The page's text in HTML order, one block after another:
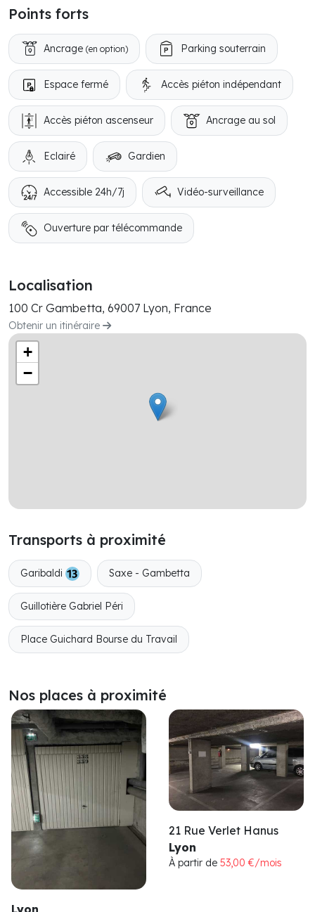
Points forts
Ancrage (en option) Parking souterrain
Espace fermé Accès piéton indépendant
Accès piéton ascenseur Ancrage au sol
Eclairé Gardien
Accessible 24h/7j Vidéo-surveillance
Ouverture par télécommande
Localisation
100 Cr Gambetta, 69007 Lyon, France
Obtenir un itinéraire
+
−
Transports à proximité
Garibaldi Saxe - Gambetta
Guillotière Gabriel Péri
Place Guichard Bourse du Travail
Nos places à proximité
21 Rue Verlet Hanus
Lyon
À partir de 53,00 €/mois